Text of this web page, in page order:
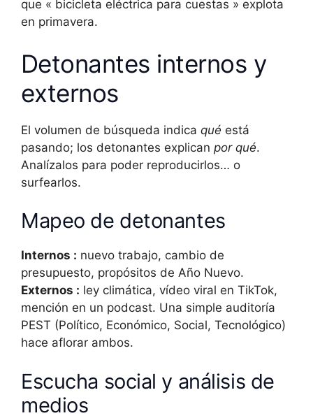
que « bicicleta eléctrica para cuestas » explota
en primavera.
Detonantes internos y
externos
El volumen de búsqueda indica qué está
pasando; los detonantes explican por qué.
Analízalos para poder reproducirlos… o
surfearlos.
Mapeo de detonantes
Internos : nuevo trabajo, cambio de
presupuesto, propósitos de Año Nuevo.
Externos : ley climática, vídeo viral en TikTok,
mención en un podcast. Una simple auditoría
PEST (Político, Económico, Social, Tecnológico)
hace aflorar ambos.
Escucha social y análisis de
medios